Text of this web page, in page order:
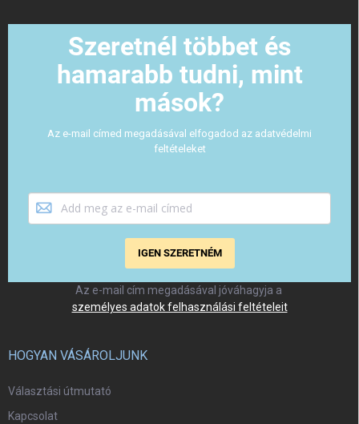
Szeretnél többet és
hamarabb tudni, mint
mások?
Az e-mail címed megadásával elfogadod az adatvédelmi
feltételeket
IGEN SZERETNÉM
Az e-mail cím megadásával jóváhagyja a
személyes adatok felhasználási feltételeit
HOGYAN VÁSÁROLJUNK
Választási útmutató
Kapcsolat